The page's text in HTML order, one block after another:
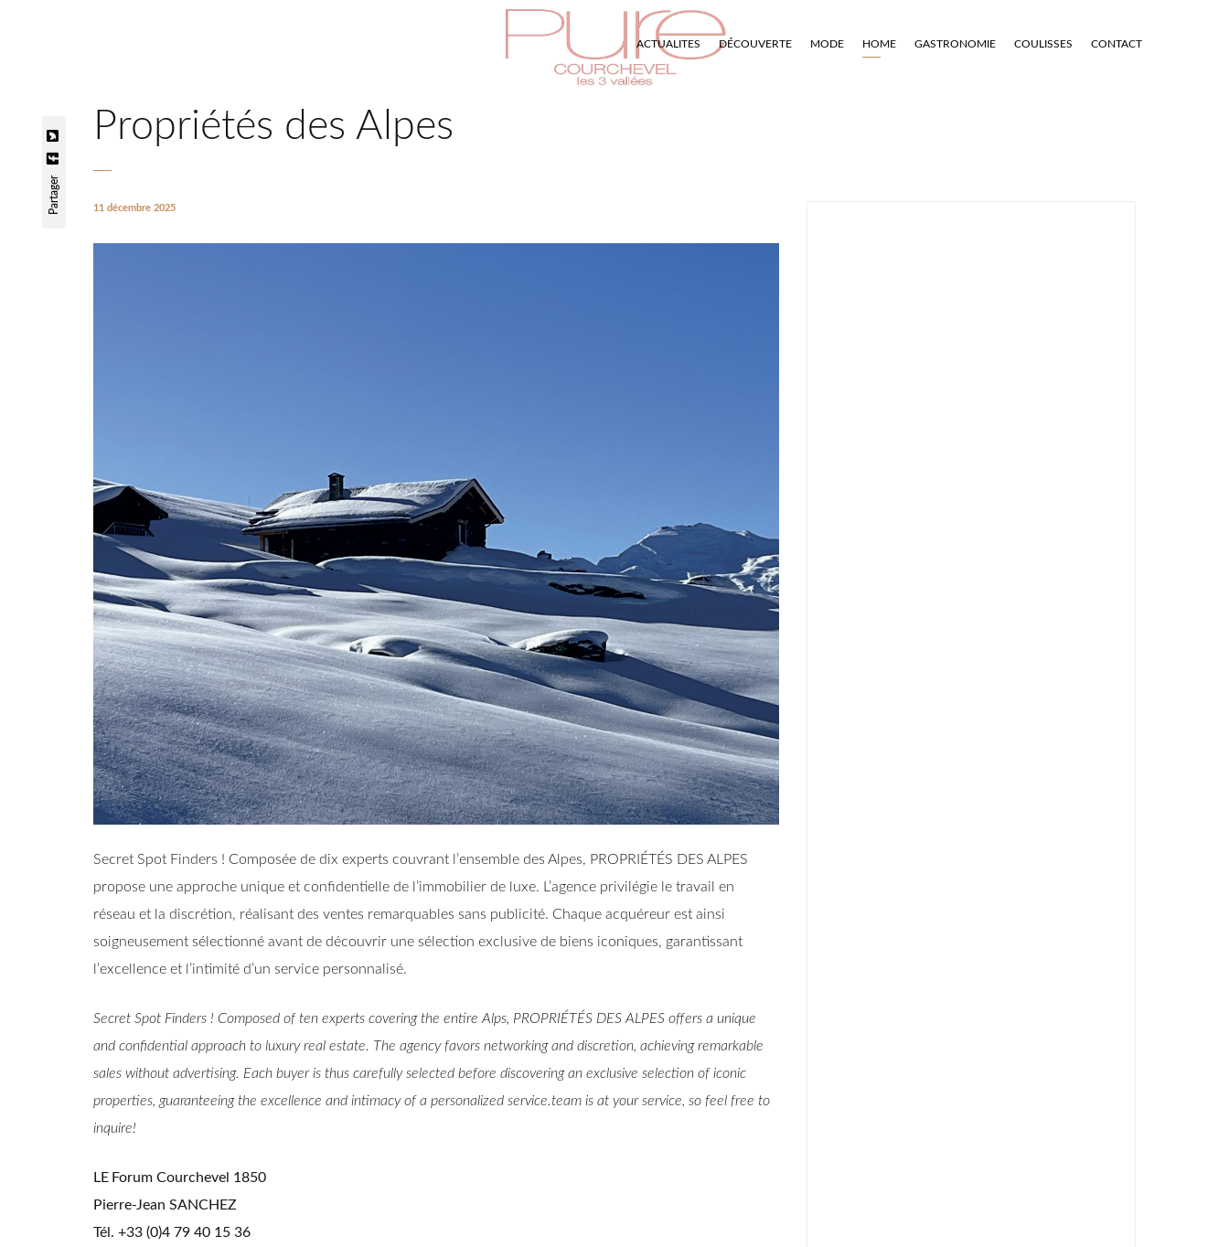
ACTUALITES DÉCOUVERTE MODE HOME GASTRONOMIE COULISSES CONTACT
Propriétés des Alpes
Partager 11 décembre 2025
Secret Spot Finders ! Composée de dix experts couvrant l’ensemble des Alpes, PROPRIÉTÉS DES ALPES
propose une approche unique et confidentielle de l’immobilier de luxe. L’agence privilégie le travail en
réseau et la discrétion, réalisant des ventes remarquables sans publicité. Chaque acquéreur est ainsi
soigneusement sélectionné avant de découvrir une sélection exclusive de biens iconiques, garantissant
l’excellence et l’intimité d’un service personnalisé.
Secret Spot Finders ! Composed of ten experts covering the entire Alps, PROPRIÉTÉS DES ALPES offers a unique
and confidential approach to luxury real estate. The agency favors networking and discretion, achieving remarkable
sales without advertising. Each buyer is thus carefully selected before discovering an exclusive selection of iconic
properties, guaranteeing the excellence and intimacy of a personalized service.team is at your service, so feel free to
inquire!
LE Forum Courchevel 1850
Pierre-Jean SANCHEZ
Tél. +33 (0)4 79 40 15 36